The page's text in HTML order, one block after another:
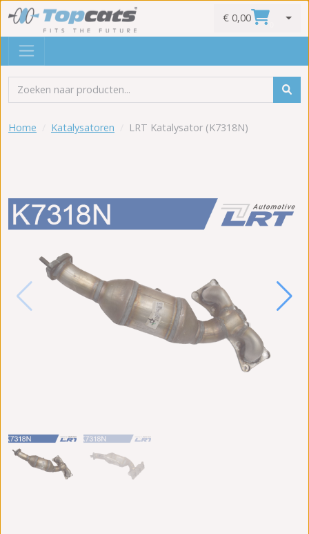
€ 0,00
Home Katalysatoren LRT Katalysator (K7318N)